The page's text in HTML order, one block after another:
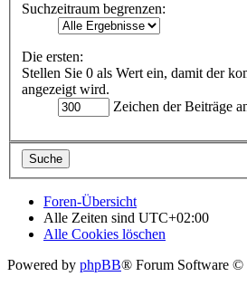
Suchzeitraum begrenzen:
Die ersten:
Stellen Sie 0 als Wert ein, damit der
angezeigt wird.
Zeichen der Beiträge
Foren-Übersicht
Alle Zeiten sind UTC+02:00
Alle Cookies löschen
Powered by phpBB® Forum Software ©